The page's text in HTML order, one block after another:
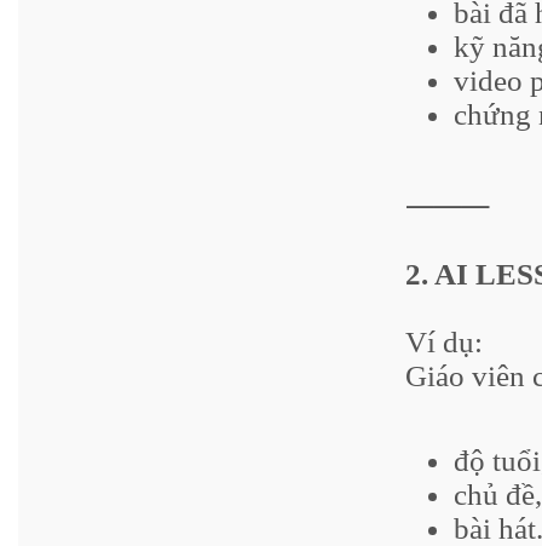
bài đã
kỹ
video
chứng
⸻
2. AI
Ví dụ:
Giáo viên
độ
chủ đề,
bài hát.